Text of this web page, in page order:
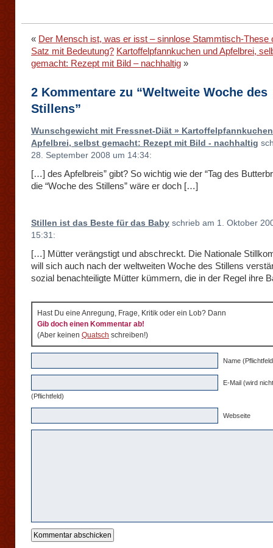
« Der Mensch ist, was er isst – sinnlose Stammtisch-These
Satz mit Bedeutung? Kartoffelpfannkuchen und Apfelbrei,
gemacht: Rezept mit Bild – nachhaltig »
2 Kommentare zu “Weltweite Woche des
Stillens”
Wunschgewicht mit Fressnet-Diät »
Apfelbrei, selbst gemacht: Rezept mit Bild - nachhaltig
28. September 2008 um 14:34:
[…] des Apfelbreis” gibt? So wichtig wie der “Tag des
die “Woche des Stillens” wäre er doch […]
Stillen ist das Beste für das Baby schrieb am 1. Oktober
15:31:
[…] Mütter verängstigt und abschreckt. Die Nationale
will sich auch nach der weltweiten Woche des Stillens
sozial benachteiligte Mütter kümmern, die in der Regel ihre
Hast Du eine Anregung, Frage, Kritik oder ein Lob? Dann
Gib doch einen Kommentar ab!
(Aber keinen Quatsch schreiben!)
Name
E-Mail (wird
(Pflichtfeld)
Webseite